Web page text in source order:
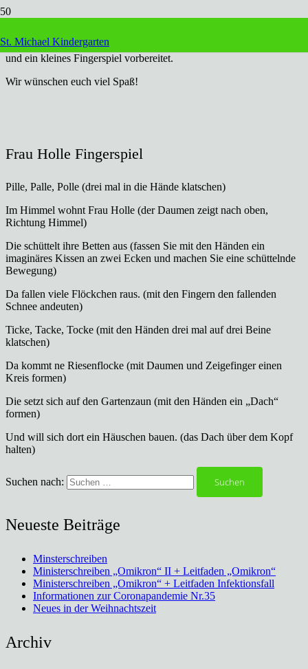
St. Michael Kindergarten
diese Woche haben wir für euch eine Wintergeschichte rausgesucht
und ein kleines Fingerspiel vorbereitet.
Wir wünschen euch viel Spaß!
Frau Holle Fingerspiel
Pille, Palle, Polle (drei mal in die Hände klatschen)
Im Himmel wohnt Frau Holle (der Daumen zeigt nach oben,
Richtung Himmel)
Die schüttelt ihre Betten aus (fassen Sie mit den Händen ein
imaginäres Kissen an zwei Ecken und machen Sie eine schüttelnde
Bewegung)
Da fallen viele Flöckchen raus. (mit den Fingern den fallenden
Schnee andeuten)
Ticke, Tacke, Tocke (mit den Händen drei mal auf drei Beine
klatschen)
Da kommt ne Riesenflocke (mit Daumen und Zeigefinger einen
Kreis formen)
Die setzt sich auf den Gartenzaun (mit den Händen ein „Dach“
formen)
Und will sich dort ein Häuschen bauen. (das Dach über dem Kopf
halten)
Suchen nach:
Neueste Beiträge
Minsterschreiben
Ministerschreiben „Omikron“ II + Leitfaden „Omikron“
Ministerschreiben „Omikron“ + Leitfaden Infektionsfall
Informationen zur Coronapandemie Nr.35
Neues in der Weihnachtszeit
Archiv